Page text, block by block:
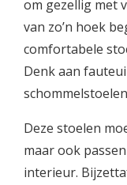
om gezellig met
van zo’n hoek
comfortabele
Denk aan
Deze stoelen
maar ook
interieur.